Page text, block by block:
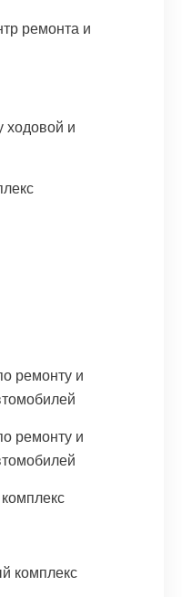
ремонта и
ходовой и
ремонту и
ремонту и
комплекс